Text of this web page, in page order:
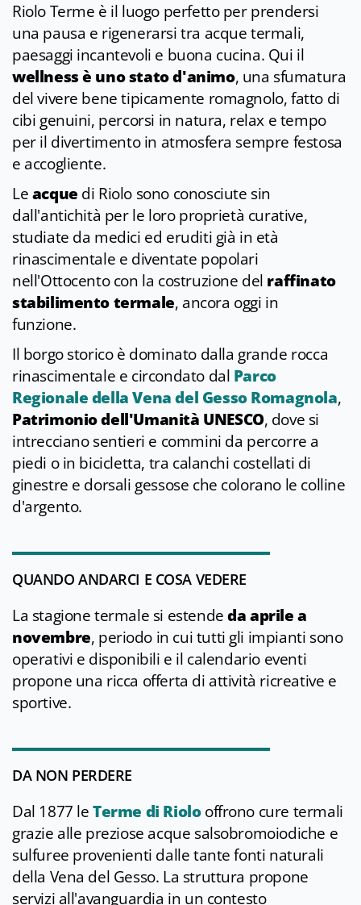
Riolo Terme è il luogo perfetto per prendersi
una pausa e rigenerarsi tra acque termali,
paesaggi incantevoli e buona cucina. Qui il
wellness è uno stato d'animo, una sfumatura
del vivere bene tipicamente romagnolo, fatto di
cibi genuini, percorsi in natura, relax e tempo
per il divertimento in atmosfera sempre festosa
e accogliente.
Leacque di Riolo sono conosciute sin
dall'antichità per le loro proprietà curative,
studiate da medici ed eruditi già in età
rinascimentale e diventate popolari
nell'Ottocento con la costruzione del raffinato
stabilimento termale, ancora oggi in
funzione.
Il borgo storico è dominato dalla grande rocca
rinascimentale e circondato dal Parco
Regionale della Vena del Gesso Romagnola,
Patrimonio dell'Umanità UNESCO, dove si
intrecciano sentieri e commini da percorre a
piedi o in bicicletta, tra calanchi costellati di
ginestre e dorsali gessose che colorano le colline
d'argento.
QUANDO ANDARCI E COSA VEDERE
La stagione termale si estendeda aprile a
novembre, periodo in cui tutti gli impianti sono
operativi e disponibili e il calendario eventi
propone una ricca offerta di attività ricreative e
sportive.
DA NON PERDERE
Dal 1877 leTerme di Riolooffrono cure termali
grazie alle preziose acque salsobromoiodiche e
sulfuree provenienti dalle tante fonti naturali
della Vena del Gesso. La struttura propone
servizi all'avanguardia in un contesto